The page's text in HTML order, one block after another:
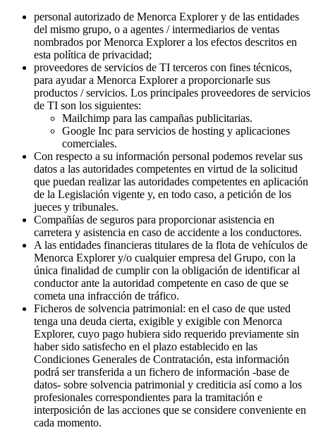
personal autorizado de Menorca Explorer y de las entidades
del mismo grupo, o a agentes / intermediarios de ventas
nombrados por Menorca Explorer a los efectos descritos en
esta política de privacidad;
proveedores de servicios de TI terceros con fines técnicos,
para ayudar a Menorca Explorer a proporcionarle sus
productos / servicios. Los principales proveedores de servicios
de TI son los siguientes:
Mailchimp para las campañas publicitarias.
Google Inc para servicios de hosting y aplicaciones
comerciales.
Con respecto a su información personal podemos revelar sus
datos a las autoridades competentes en virtud de la solicitud
que puedan realizar las autoridades competentes en aplicación
de la Legislación vigente y, en todo caso, a petición de los
jueces y tribunales.
Compañías de seguros para proporcionar asistencia en
carretera y asistencia en caso de accidente a los conductores.
A las entidades financieras titulares de la flota de vehículos de
Menorca Explorer y/o cualquier empresa del Grupo, con la
única finalidad de cumplir con la obligación de identificar al
conductor ante la autoridad competente en caso de que se
cometa una infracción de tráfico.
Ficheros de solvencia patrimonial: en el caso de que usted
tenga una deuda cierta, exigible y exigible con Menorca
Explorer, cuyo pago hubiera sido requerido previamente sin
haber sido satisfecho en el plazo establecido en las
Condiciones Generales de Contratación, esta información
podrá ser transferida a un fichero de información -base de
datos- sobre solvencia patrimonial y crediticia así como a los
profesionales correspondientes para la tramitación e
interposición de las acciones que se considere conveniente en
cada momento.